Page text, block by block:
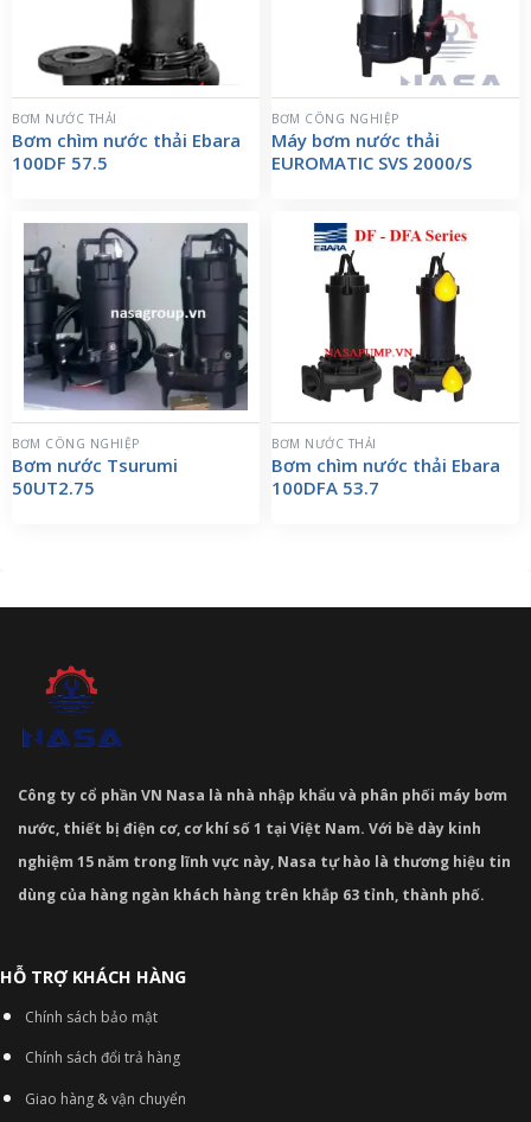
BƠM NƯỚC THẢI
Bơm chìm nước thải Ebara
100DF 57.5
BƠM CÔNG NGHIỆP
Máy bơm nước thải
EUROMATIC SVS 2000/S
BƠM CÔNG NGHIỆP
Bơm nước Tsurumi
50UT2.75
BƠM NƯỚC THẢI
Bơm chìm nước thải Ebara
100DFA 53.7
Công ty cổ phần VN Nasa là nhà nhập khẩu và phân phối máy bơm
nước, thiết bị điện cơ, cơ khí số 1 tại Việt Nam. Với bề dày kinh
nghiệm 15 năm trong lĩnh vực này, Nasa tự hào là thương hiệu tin
dùng của hàng ngàn khách hàng trên khắp 63 tỉnh, thành phố.
HỖ TRỢ KHÁCH HÀNG
Chính sách bảo mật
Chính sách đổi trả hàng
Giao hàng & vận chuyển